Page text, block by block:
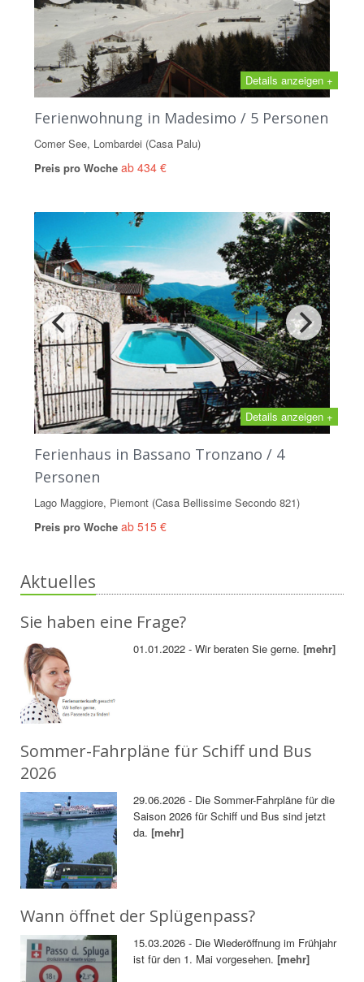
Details anzeigen +
Ferienwohnung in Madesimo / 5 Personen
Comer See, Lombardei (Casa Palu)
Preis pro Woche ab 434 €
Details anzeigen +
Ferienhaus in Bassano Tronzano / 4
Personen
Lago Maggiore, Piemont (Casa Bellissime Secondo 821)
Preis pro Woche ab 515 €
Aktuelles
Sie haben eine Frage?
01.01.2022 - Wir beraten Sie gerne.[mehr]
Sommer-Fahrpläne für Schiff und Bus
2026
29.06.2026 - Die Sommer-Fahrpläne für die
Saison 2026 für Schiff und Bus sind jetzt
da.[mehr]
Wann öffnet der Splügenpass?
15.03.2026 - Die Wiederöffnung im Frühjahr
ist für den 1. Mai vorgesehen.[mehr]